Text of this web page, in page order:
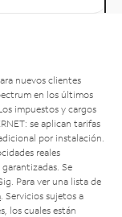
nuevos clientes
en los últimos
impuestos y cargos
se aplican tarifas
por instalación.
reales
Se
Para ver una lista de
. Servicios sujetos a
los cuales están